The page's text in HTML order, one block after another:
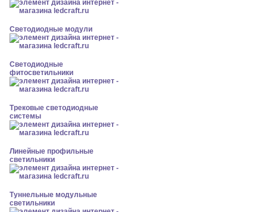
Светодиодные модули
Светодиодные
фитосветильники
Трековые светодиодные
системы
Линейные профильные
светильники
Туннельные модульные
светильники